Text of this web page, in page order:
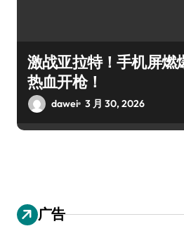
激战亚拉特！手机屏燃
热血开枪！
dawei 3 月 30, 2026
广告